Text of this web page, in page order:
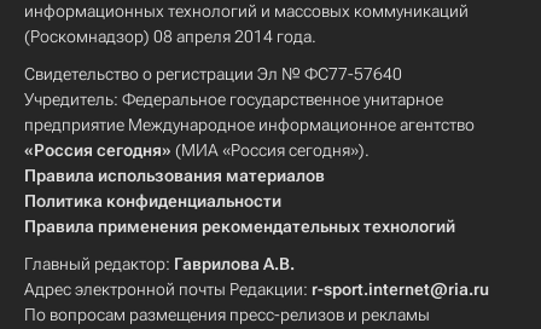
информационных технологий и массовых коммуникаций
(Роскомнадзор) 08 апреля 2014 года.
Свидетельство о регистрации Эл № ФС77-57640
Учредитель: Федеральное государственное унитарное
предприятие Международное информационное агентство
«Россия сегодня» (МИА «Россия сегодня»).
Правила использования материалов
Политика конфиденциальности
Правила применения рекомендательных технологий
Главный редактор: Гаврилова А.В.
Адрес электронной почты Редакции: r-sport.internet@ria.ru
По вопросам размещения пресс-релизов и рекламы